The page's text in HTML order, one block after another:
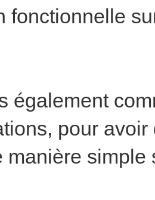
fonctionnelle
également
pour
manière simple